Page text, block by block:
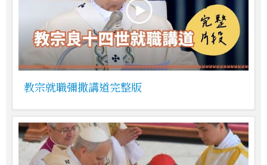
教宗就職彌撒講道完整版